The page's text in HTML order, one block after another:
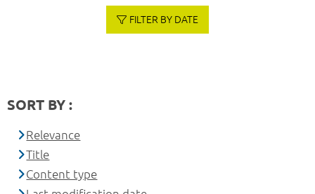
FILTER BY DATE
SORT BY :
Relevance
Title
Content type